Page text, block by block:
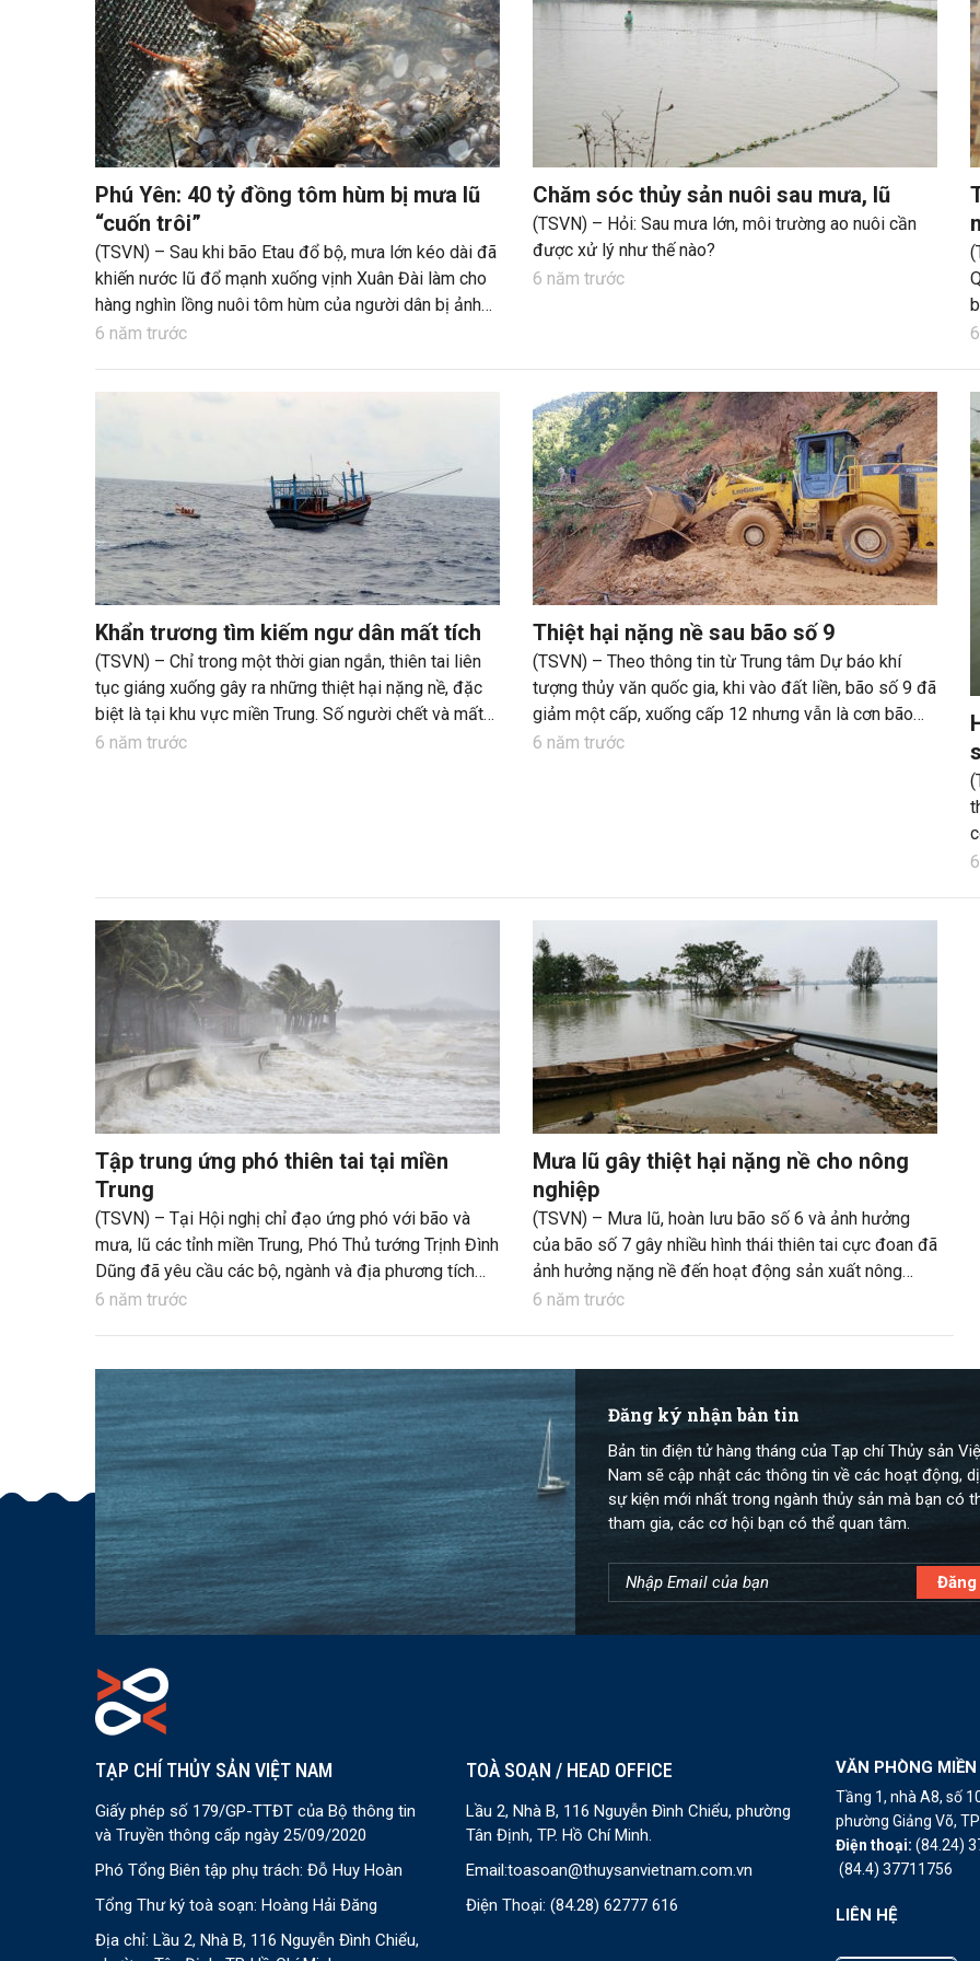
Phú Yên: 40 tỷ đồng tôm hùm bị mưa lũ
“cuốn trôi”
(TSVN) – Sau khi bão Etau đổ bộ, mưa lớn kéo dài đã
khiến nước lũ đổ mạnh xuống vịnh Xuân Đài làm cho
hàng nghìn lồng nuôi tôm hùm của người dân bị ảnh
hưởng, tôm chết hàng loạt, thiệt hại ban đầu khoảng
6 năm trước
Chăm sóc thủy sản nuôi sau mưa, lũ
(TSVN) – Hỏi: Sau mưa lớn, môi trường ao nuôi cần
được xử lý như thế nào?
6 năm trước
Khẩn trương tìm kiếm ngư dân mất tích
(TSVN) – Chỉ trong một thời gian ngắn, thiên tai liên
tục giáng xuống gây ra những thiệt hại nặng nề, đặc
biệt là tại khu vực miền Trung. Số người chết và mất
tích lớn, thiệt hại về tài sản cũng vô cùng nặng nề.
6 năm trước
Thiệt hại nặng nề sau bão số 9
(TSVN) – Theo thông tin từ Trung tâm Dự báo khí
tượng thủy văn quốc gia, khi vào đất liền, bão số 9 đã
giảm một cấp, xuống cấp 12 nhưng vẫn là cơn bão
rất mạnh. Sau một ngày quần thảo trên đất liền các
6 năm trước
Tập trung ứng phó thiên tai tại miền
Trung
(TSVN) – Tại Hội nghị chỉ đạo ứng phó với bão và
mưa, lũ các tỉnh miền Trung, Phó Thủ tướng Trịnh Đình
Dũng đã yêu cầu các bộ, ngành và địa phương tích
cực cứu trợ cho người dân, đồng thời chuẩn bị
6 năm trước
Mưa lũ gây thiệt hại nặng nề cho nông
nghiệp
(TSVN) – Mưa lũ, hoàn lưu bão số 6 và ảnh hưởng
của bão số 7 gây nhiều hình thái thiên tai cực đoan đã
ảnh hưởng nặng nề đến hoạt động sản xuất nông
nghiệp.
6 năm trước
Đăng ký nhận bản tin
Bản tin điện tử hàng tháng của Tạp chí Thủy sản
Nam sẽ cập nhật các thông tin về các hoạt động,
sự kiện mới nhất trong ngành thủy sản mà bạn có
tham gia, các cơ hội bạn có thể quan tâm.
TẠP CHÍ THỦY SẢN VIỆT NAM
Giấy phép số 179/GP-TTĐT của Bộ thông tin
và Truyền thông cấp ngày 25/09/2020
Phó Tổng Biên tập phụ trách: Đỗ Huy Hoàn
Tổng Thư ký toà soạn: Hoàng Hải Đăng
Địa chỉ: Lầu 2, Nhà B, 116 Nguyễn Đình Chiểu,
TOÀ SOẠN / HEAD OFFICE
Lầu 2, Nhà B, 116 Nguyễn Đình Chiểu, phường
Tân Định, TP. Hồ Chí Minh.
Email:toasoan@thuysanvietnam.com.vn
Điện Thoại: (84.28) 62777 616
VĂN PHÒNG
Tầng 1, nhà A8, số
phường Giảng Võ,
Điện thoại:(84.24)
(84.4) 37711756
LIÊN HỆ